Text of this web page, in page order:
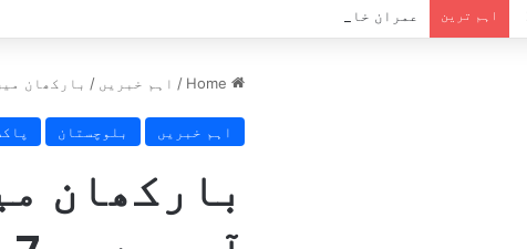
اہم ترین عمران خان کو جیل میں 3 سال مکمل، بانی پی ٹی آئی کو دستیاب سہولیات سے متعلق اہم رپورٹ سامنے آگئی
/ اہم خبریں / بارکھان میں
اہم خبریں بلوچستان
بارکھان